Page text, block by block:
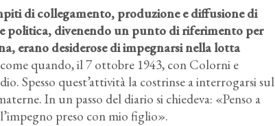
di collegamento, produzione e diffusione di
politica, divenendo un punto di riferimento per
erano desiderose di impegnarsi nella lotta
come quando, il 7 ottobre 1943, con Colorni e
Spesso quest’attività la costrinse a interrogarsi sul
In un passo del diario si chiedeva: «Penso a
preso con mio figlio».